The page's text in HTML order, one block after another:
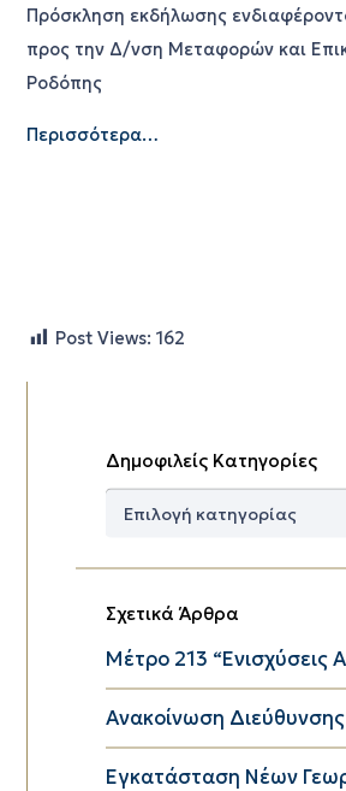
Πρόσκληση εκδήλωσης
προς την Δ/νση Μεταφορών και
Ροδόπης
Περισσότερα…
Post Views: 162
Δημοφιλείς Κατηγορίες
Δημοφιλείς
Σχετικά Άρθρα
Μέτρο 213 “Ενισχύσεις
Ανακοίνωση
Eγκατάσταση Νέων